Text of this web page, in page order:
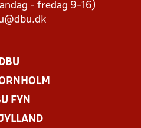
- fredag 9-16)
DBU
FYN